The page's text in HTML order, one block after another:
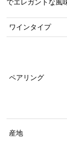
でエレガントな風
ワインタイプ
ペアリング
産地